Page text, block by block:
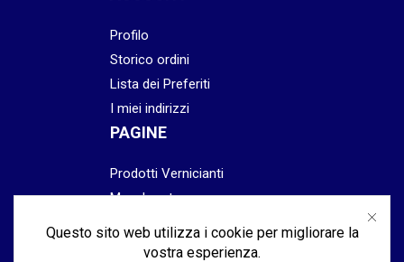
Profilo
Storico ordini
Lista dei Preferiti
I miei indirizzi
PAGINE
Prodotti Vernicianti
Mascheratura
Abrasivi
Questo sito web utilizza i cookie per migliorare la
vostra esperienza.